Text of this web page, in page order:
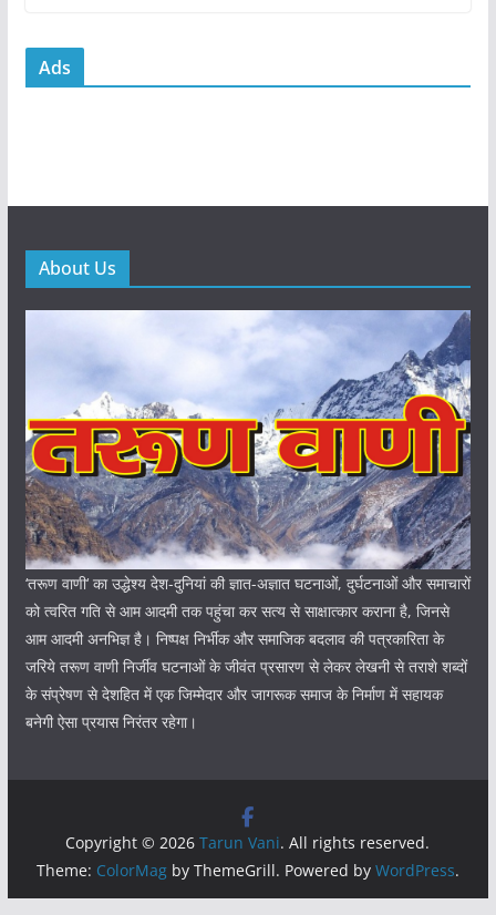
Ads
About Us
‘तरूण वाणी‘ का उद्धेश्य देश-दुनियां की ज्ञात-अज्ञात घटनाओं, दुर्घटनाओं और समाचारों
को त्वरित गति से आम आदमी तक पहुंचा कर सत्य से साक्षात्कार कराना है, जिनसे
आम आदमी अनभिज्ञ है। निष्पक्ष निर्भीक और समाजिक बदलाव की पत्रकारिता के
जरिये तरूण वाणी निर्जीव घटनाओं के जीवंत प्रसारण से लेकर लेखनी से तराशे शब्दों
के संप्रेषण से देशहित में एक जिम्मेदार और जागरूक समाज के निर्माण में सहायक
बनेगी ऐसा प्रयास निरंतर रहेगा।
Copyright © 2026Tarun Vani. All rights reserved.
Theme: ColorMagby ThemeGrill. Powered by WordPress.